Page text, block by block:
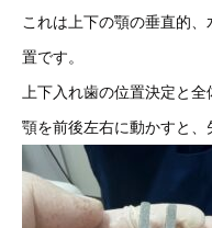
これは上下の顎の垂直的
置です。
上下入れ歯の位置決定と
顎を前後左右に動かすと、